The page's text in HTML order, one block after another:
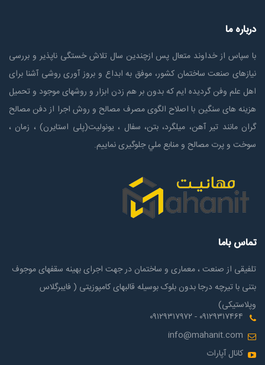
درباره ما
با سپاس از خداوند متعال پس ازچندين سال تلاش خستگی ناپذير و بررسی
نیازهای صنعت ساختمان كشور، موفق به ابداع و بروز آوری روشی آشنا برای
اهل علم وفن گردیده ایم که بدون بر هم زدن ابزار و روشهای موجود و تحمیل
هزینه های سنگین با اصلاح الگوی مصرف مصالح و روش اجرا از دفن مصالح
گران مانند تیر آهن، میلگرد، بتن، سفال ، یونولیت(پلی استايرن) ، زمان ،
سوخت و پرت مصالح و منابع ملي جلوگیری نماییم.
تماس باما
تلفیقی از صنعت ، معماری و ساختمان در جهت اجرای بهینه سقفهای موجوف
بتنی با تیرچه درجا بدون بلوک بوسیله قالبهای کامپوزیتی ( فایبرگلاس
وپلاستیکی)
۰۹۱۲۹۳۱۷۴۶۴ - ۰۹۱۲۹۳۱۷۹۷۲
info@mahanit.com
کانال آپارات